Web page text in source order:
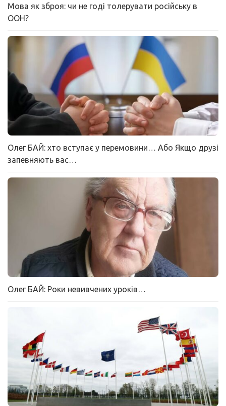
Мова як зброя: чи не годі толерувати російську в
ООН?
Олег БАЙ: хто вступає у перемовини… Або Якщо друзі
запевняють вас…
Олег БАЙ: Роки невивчених уроків…